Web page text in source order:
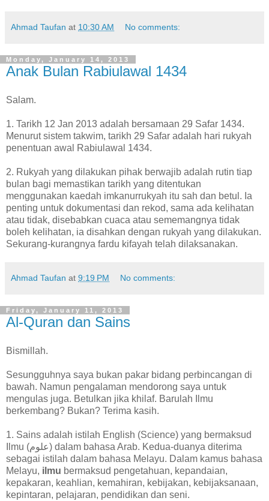
Ahmad Taufan at 10:30 AM No comments:
Monday, January 14, 2013
Anak Bulan Rabiulawal 1434
Salam.
1. Tarikh 12 Jan 2013 adalah bersamaan 29 Safar 1434.
Menurut sistem takwim, tarikh 29 Safar adalah hari rukyah
penentuan awal Rabiulawal 1434.
2. Rukyah yang dilakukan pihak berwajib adalah rutin tiap
bulan bagi memastikan tarikh yang ditentukan
menggunakan kaedah imkanurrukyah itu sah dan betul. Ia
penting untuk dokumentasi dan rekod, sama ada kelihatan
atau tidak, disebabkan cuaca atau sememangnya tidak
boleh kelihatan, ia disahkan dengan rukyah yang dilakukan.
Sekurang-kurangnya fardu kifayah telah dilaksanakan.
Ahmad Taufan at 9:19 PM No comments:
Friday, January 11, 2013
Al-Quran dan Sains
Bismillah.
Sesungguhnya saya bukan pakar bidang perbincangan di
bawah. Namun pengalaman mendorong saya untuk
mengulas juga. Betulkan jika khilaf. Barulah Ilmu
berkembang? Bukan? Terima kasih.
1. Sains adalah istilah English (Science) yang bermaksud
Ilmu (علوم) dalam bahasa Arab. Kedua-duanya diterima
sebagai istilah dalam bahasa Melayu. Dalam kamus bahasa
Melayu, ilmu bermaksud pengetahuan, kepandaian,
kepakaran, keahlian, kemahiran, kebijakan, kebijaksanaan,
kepintaran, pelajaran, pendidikan dan seni.